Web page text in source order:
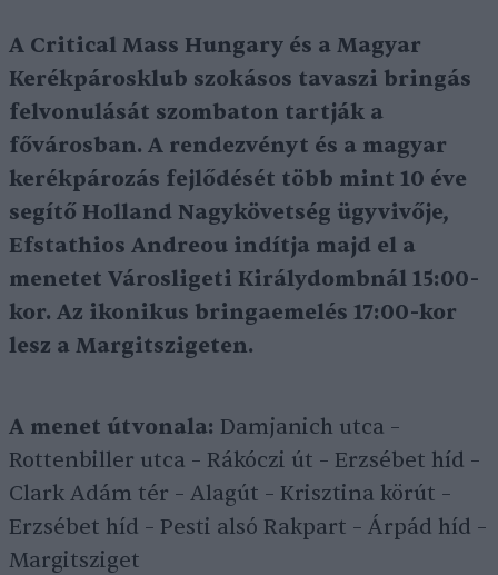
A Critical Mass Hungary és a Magyar
Kerékpárosklub szokásos tavaszi bringás
felvonulását szombaton tartják a
fővárosban. A rendezvényt és a magyar
kerékpározás fejlődését több mint 10 éve
segítő Holland Nagykövetség ügyvivője,
Efstathios Andreou indítja majd el a
menetet Városligeti Királydombnál 15:00-
kor. Az ikonikus bringaemelés 17:00-kor
lesz a Margitszigeten.
A menet útvonala: Damjanich utca –
Rottenbiller utca – Rákóczi út – Erzsébet híd –
Clark Adám tér – Alagút – Krisztina körút –
Erzsébet híd – Pesti alsó Rakpart – Árpád híd –
Margitsziget